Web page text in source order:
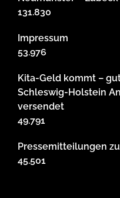
131.830
Impressum
53.976
Kita-Geld kommt –
Schleswig-Holstein
versendet
49.791
Pressemitteilungen
45.501